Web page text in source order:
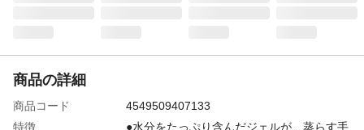
商品の詳細
商品コード
4549509407133
特徴
●水分をたっぷり含んだジェルが、蒸らす手